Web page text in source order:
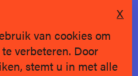
* BRUGGE
van cookies om
verbeteren. Door
stemt u in met alle
X